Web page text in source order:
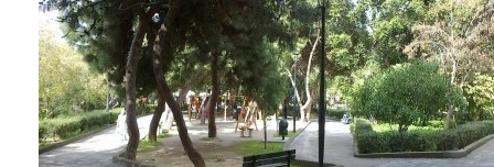
2006
ΤΟΠΟΣ